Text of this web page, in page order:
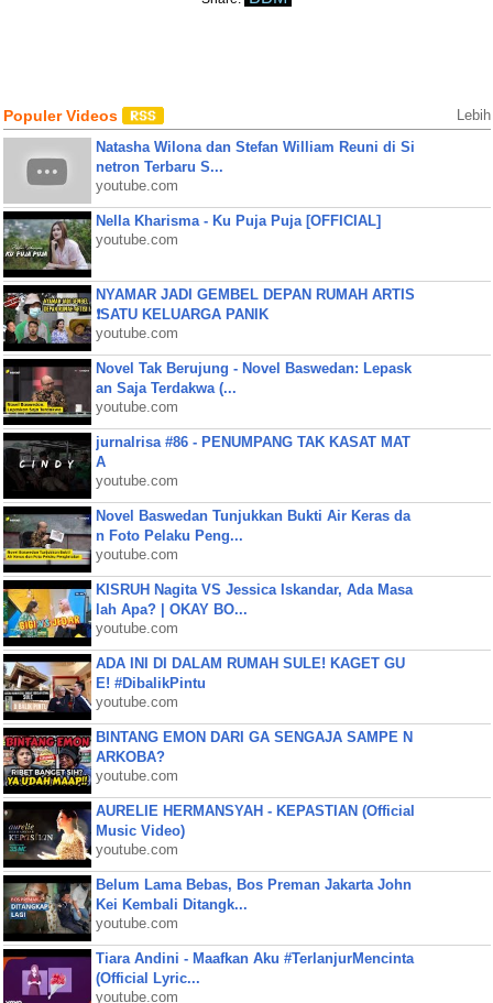
Populer Videos Lebih
Natasha Wilona dan Stefan William Reuni di Si
netron Terbaru S...
youtube.com
Nella Kharisma - Ku Puja Puja [OFFICIAL]
youtube.com
NYAMAR JADI GEMBEL DEPAN RUMAH ARTIS
❗SATU KELUARGA PANIK
youtube.com
Novel Tak Berujung - Novel Baswedan: Lepask
an Saja Terdakwa (...
youtube.com
jurnalrisa #86 - PENUMPANG TAK KASAT MAT
A
youtube.com
Novel Baswedan Tunjukkan Bukti Air Keras da
n Foto Pelaku Peng...
youtube.com
KISRUH Nagita VS Jessica Iskandar, Ada Masa
lah Apa? | OKAY BO...
youtube.com
ADA INI DI DALAM RUMAH SULE! KAGET GU
E! #DibalikPintu
youtube.com
BINTANG EMON DARI GA SENGAJA SAMPE N
ARKOBA?
youtube.com
AURELIE HERMANSYAH - KEPASTIAN (Official
Music Video)
youtube.com
Belum Lama Bebas, Bos Preman Jakarta John
Kei Kembali Ditangk...
youtube.com
Tiara Andini - Maafkan Aku #TerlanjurMencinta
(Official Lyric...
youtube.com